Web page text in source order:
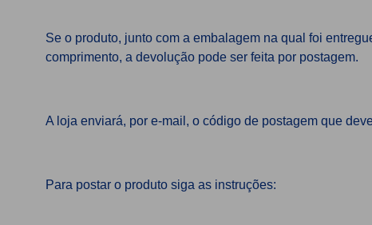
Se o produto, junto com a embalagem na qual foi
comprimento, a devolução pode ser feita por postagem.
A loja enviará, por e-mail, o código de postagem que
Para postar o produto siga as instruções: